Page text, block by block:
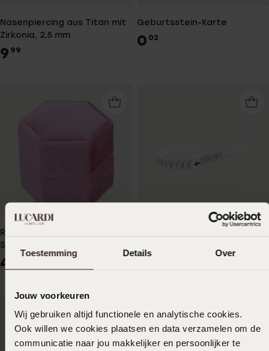
Toestemming Details Over
Jouw voorkeuren
Wij gebruiken altijd functionele en analytische cookies.
Ook willen we cookies plaatsen en data verzamelen om de
communicatie naar jou makkelijker en persoonlijker te
Nasenpiercing aus Titan mit
Zirkonia, 2,5 mm
9 99
Geburtsstein-Karte
0 02
Rosa Schachtel im Vintage-
Stil
4
1 99